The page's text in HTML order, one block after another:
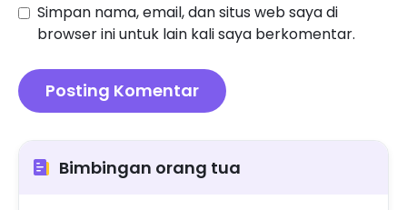
Simpan nama, email, dan situs web saya di
browser ini untuk lain kali saya berkomentar.
Bimbingan orang tua